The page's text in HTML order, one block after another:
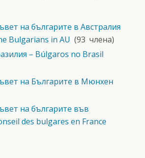
на българите в Австралия
Bulgarians in AU (93 члена)
– Búlgaros no Brasil
на Българите в Мюнхен
на българите във
des bulgares en France